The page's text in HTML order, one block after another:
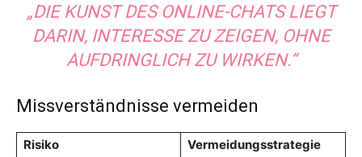
„DIE KUNST DES ONLINE-CHATS LIEGT
DARIN, INTERESSE ZU ZEIGEN, OHNE
AUFDRINGLICH ZU WIRKEN.“
Missverständnisse vermeiden
Risiko Vermeidungsstrategie